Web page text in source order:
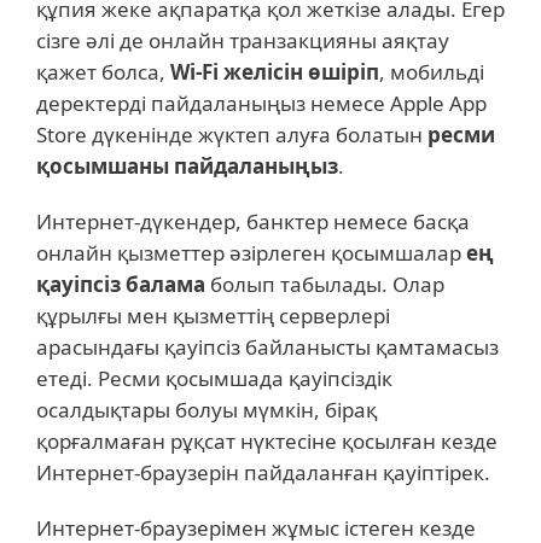
құпия жеке ақпаратқа қол жеткізе алады. Егер
сізге әлі де онлайн транзакцияны аяқтау
қажет болса, Wi-Fi желісін өшіріп, мобильді
деректерді пайдаланыңыз немесе Apple App
Store дүкенінде жүктеп алуға болатын ресми
қосымшаны пайдаланыңыз.
Интернет-дүкендер, банктер немесе басқа
онлайн қызметтер әзірлеген қосымшаларең
қауіпсіз балама болып табылады. Олар
құрылғы мен қызметтің серверлері
арасындағы қауіпсіз байланысты қамтамасыз
етеді. Ресми қосымшада қауіпсіздік
осалдықтары болуы мүмкін, бірақ
қорғалмаған рұқсат нүктесіне қосылған кезде
Интернет-браузерін пайдаланған қауіптірек.
Интернет-браузерімен жұмыс істеген кезде